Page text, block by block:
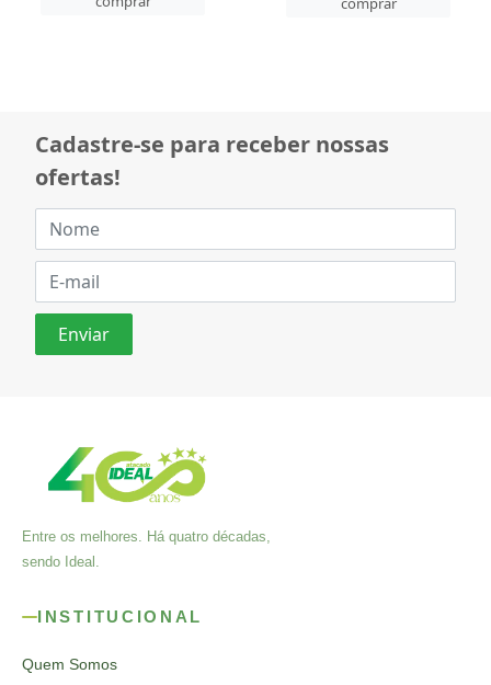
Cadastre-se para receber nossas
ofertas!
Entre os melhores. Há quatro décadas,
sendo Ideal.
INSTITUCIONAL
Quem Somos